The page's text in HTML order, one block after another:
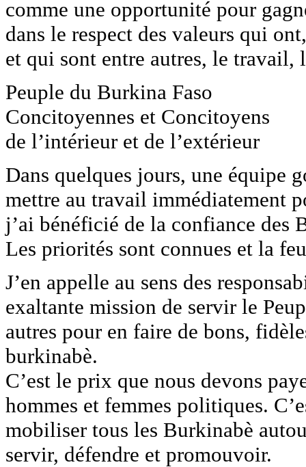
comme une opportunité pour
dans le respect des valeurs qui
et qui sont entre autres, le
Peuple du Burkina Faso
Concitoyennes et Concitoyens
de l’intérieur et de l’extérieur
Dans quelques jours, une équipe
mettre au travail immédiatement
j’ai bénéficié de la confiance des
Les priorités sont connues et la
J’en appelle au sens des
exaltante mission de servir le
autres pour en faire de bons,
burkinabè.
C’est le prix que nous devons
hommes et femmes politiques.
mobiliser tous les Burkinabè
servir, défendre et promouvoir.